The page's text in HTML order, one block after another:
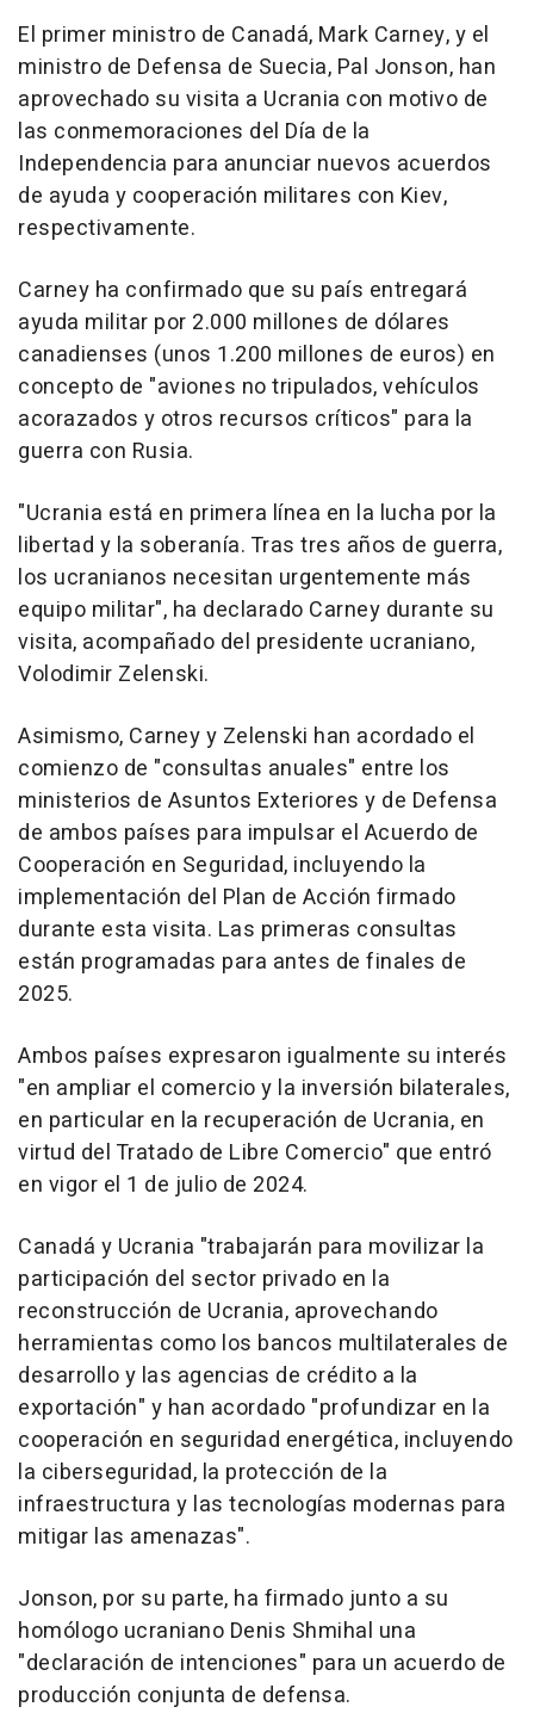
El primer ministro de Canadá, Mark Carney, y el
ministro de Defensa de Suecia, Pal Jonson, han
aprovechado su visita a Ucrania con motivo de
las conmemoraciones del Día de la
Independencia para anunciar nuevos acuerdos
de ayuda y cooperación militares con Kiev,
respectivamente.
Carney ha confirmado que su país entregará
ayuda militar por 2.000 millones de dólares
canadienses (unos 1.200 millones de euros) en
concepto de "aviones no tripulados, vehículos
acorazados y otros recursos críticos" para la
guerra con Rusia.
"Ucrania está en primera línea en la lucha por la
libertad y la soberanía. Tras tres años de guerra,
los ucranianos necesitan urgentemente más
equipo militar", ha declarado Carney durante su
visita, acompañado del presidente ucraniano,
Volodimir Zelenski.
Asimismo, Carney y Zelenski han acordado el
comienzo de "consultas anuales" entre los
ministerios de Asuntos Exteriores y de Defensa
de ambos países para impulsar el Acuerdo de
Cooperación en Seguridad, incluyendo la
implementación del Plan de Acción firmado
durante esta visita. Las primeras consultas
están programadas para antes de finales de
2025.
Ambos países expresaron igualmente su interés
"en ampliar el comercio y la inversión bilaterales,
en particular en la recuperación de Ucrania, en
virtud del Tratado de Libre Comercio" que entró
en vigor el 1 de julio de 2024.
Canadá y Ucrania "trabajarán para movilizar la
participación del sector privado en la
reconstrucción de Ucrania, aprovechando
herramientas como los bancos multilaterales de
desarrollo y las agencias de crédito a la
exportación" y han acordado "profundizar en la
cooperación en seguridad energética, incluyendo
la ciberseguridad, la protección de la
infraestructura y las tecnologías modernas para
mitigar las amenazas".
Jonson, por su parte, ha firmado junto a su
homólogo ucraniano Denis Shmihal una
"declaración de intenciones" para un acuerdo de
producción conjunta de defensa.